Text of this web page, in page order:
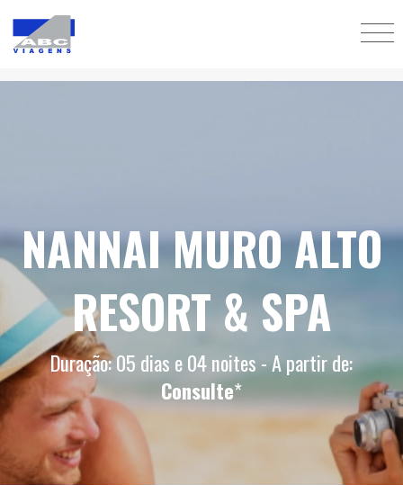
NANNAI MURO ALTO
RESORT & SPA
Duração: 05 dias e 04 noites - A partir de:
Consulte*